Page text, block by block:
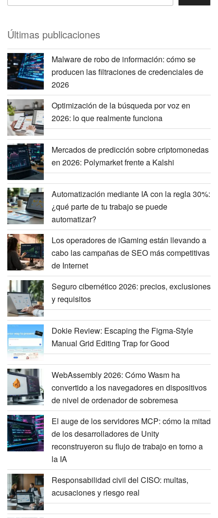
Últimas publicaciones
Malware de robo de información: cómo se
producen las filtraciones de credenciales de
2026
Optimización de la búsqueda por voz en
2026: lo que realmente funciona
Mercados de predicción sobre criptomonedas
en 2026: Polymarket frente a Kalshi
Automatización mediante IA con la regla 30%:
¿qué parte de tu trabajo se puede
automatizar?
Los operadores de iGaming están llevando a
cabo las campañas de SEO más competitivas
de Internet
Seguro cibernético 2026: precios, exclusiones
y requisitos
Dokie Review: Escaping the Figma-Style
Manual Grid Editing Trap for Good
WebAssembly 2026: Cómo Wasm ha
convertido a los navegadores en dispositivos
de nivel de ordenador de sobremesa
El auge de los servidores MCP: cómo la mitad
de los desarrolladores de Unity
reconstruyeron su flujo de trabajo en torno a
la IA
Responsabilidad civil del CISO: multas,
acusaciones y riesgo real